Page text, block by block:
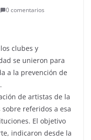
0 comentarios
clubes y
se unieron para
a la prevención de
de artistas de la
referidos a esa
El objetivo
indicaron desde la